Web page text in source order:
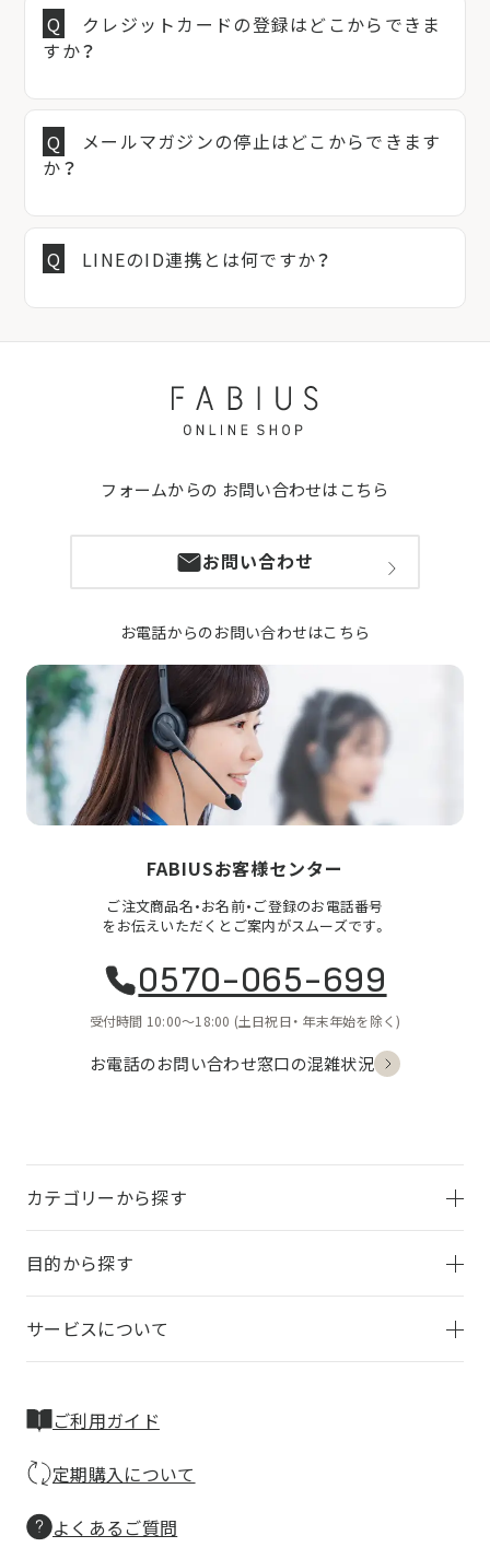
クレジットカードの登録はどこからできま
すか？
メールマガジンの停止はどこからできます
か？
LINEのID連携とは何ですか？
フォームからの お問い合わせはこちら
お問い合わせ
お電話からのお問い合わせはこちら
FABIUSお客様センター
ご注文商品名・お名前・ご登録のお電話番号
をお伝えいただくとご案内がスムーズです。
0570-065-699
受付時間 10:00〜18:00 (土日祝日・ 年末年始を除く)
お電話のお問い合わせ窓口の混雑状況
カテゴリーから探す
目的から探す
サービスについて
ご利用ガイド
定期購入について
よくあるご質問